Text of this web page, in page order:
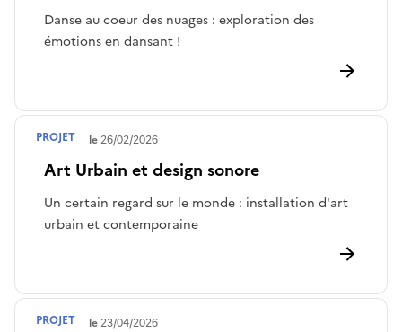
Danse au coeur des nuages : exploration des
émotions en dansant !
Art Urbain et design sonore
Un certain regard sur le monde : installation d'art
urbain et contemporaine
Terminé le26/02/2026
PROJET
Terminé le23/04/2026
PROJET